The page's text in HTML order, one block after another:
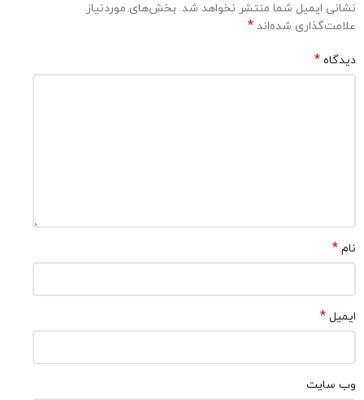
نشانی ایمیل شما منتشر نخواهد شد. بخش‌های موردنیاز
علامت‌گذاری شده‌اند *
دیدگاه *
نام *
ایمیل *
وب‌ سایت